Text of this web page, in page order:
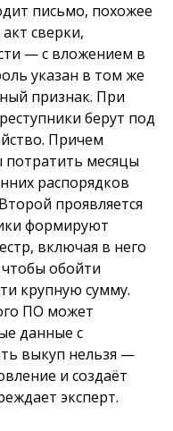
письмо, похожее
сверки,
— с вложением в
указан в том же
признак. При
берут под
Причем
месяцы
распорядков
проявляется
формируют
включая в него
обойти
крупную сумму.
ПО может
данные с
выкуп нельзя —
и создаёт
эксперт.